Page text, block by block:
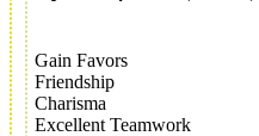
Gain Favors
Friendship
Charisma
Excellent Teamwork